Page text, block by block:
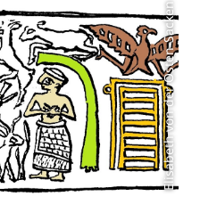
Elisabeth von der Osten-Sacken